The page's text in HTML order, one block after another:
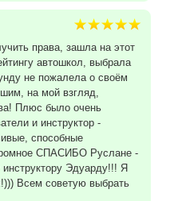
права, зашла на этот
автошкол, выбрала
не пожалела о своём
на мой взгляд,
Плюс было очень
и инструктор -
способные
СПАСИБО Руслане -
Эдуарду!!! Я
Всем советую выбрать